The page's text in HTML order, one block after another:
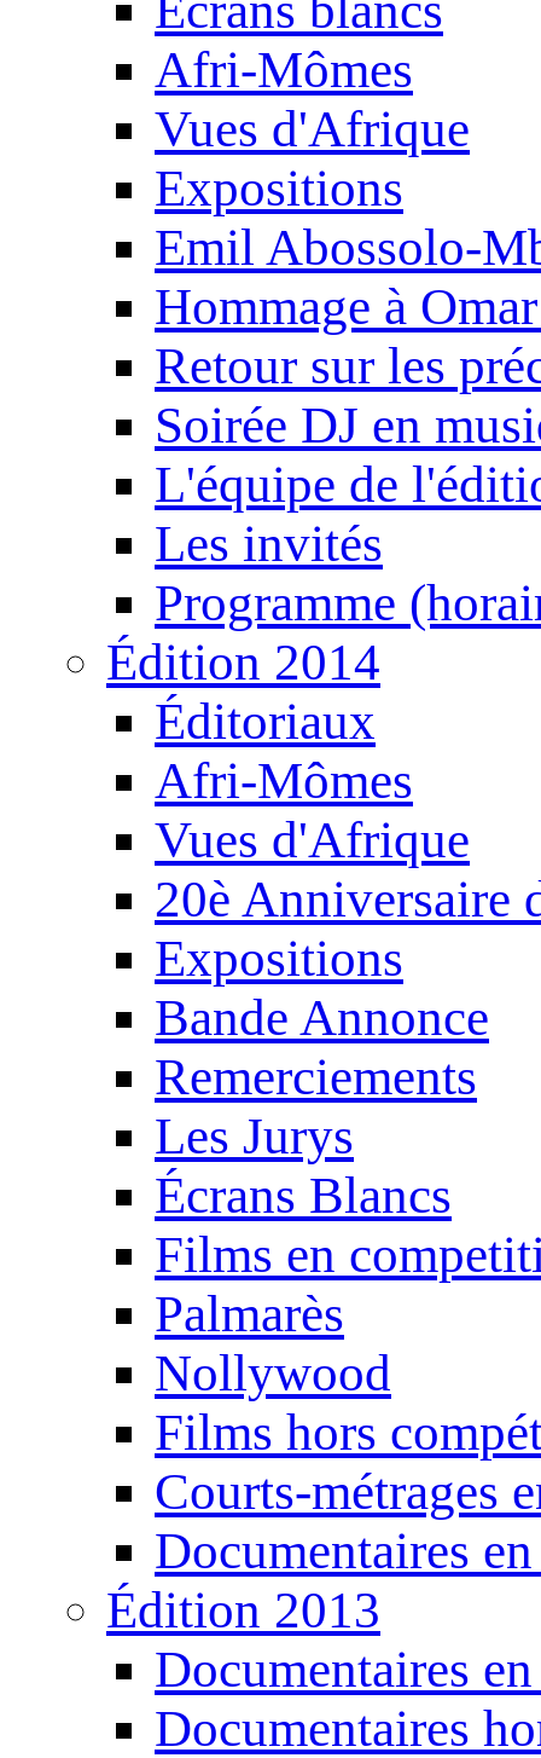
Afri-Mômes
Vues d'Afrique
Expositions
Emil Abossolo-
Hommage à
Retour sur les
Soirée DJ en
L'équipe de
Les invités
Programme
Édition 2014
Éditoriaux
Afri-Mômes
Vues d'Afrique
20è Anniversaire
Expositions
Bande Annonce
Remerciements
Les Jurys
Écrans Blancs
Films en
Palmarès
Nollywood
Films hors
Courts-métrages
Documentaires
Édition 2013
Documentaires
Documentaires